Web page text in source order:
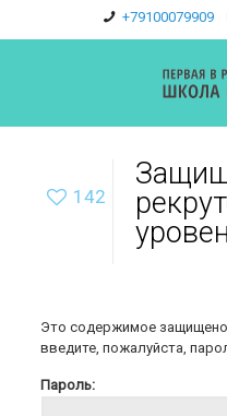
+79100079909
142
Это содержимое
введите, пожалуйста,
Пароль: